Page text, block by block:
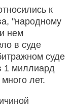
к
"народному
нем
в суде
суде
1 миллиард
лет.